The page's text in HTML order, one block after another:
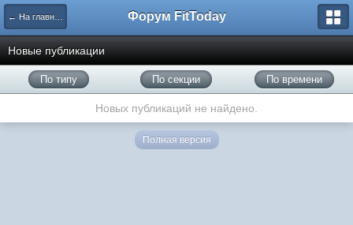
← На главную Форум FitToday
Новые публикации
По типу По секции По времени
Новых публикаций не найдено.
Полная версия